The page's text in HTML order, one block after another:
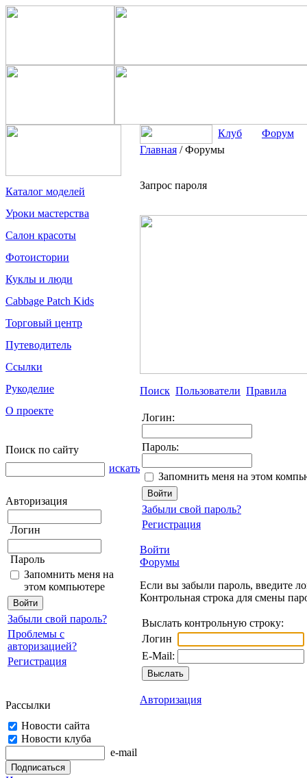
Каталог моделей
Уроки мастерства
Салон красоты
Фотоистории
Куклы и люди
Cabbage Patch Kids
Торговый центр
Путеводитель
Ссылки
Рукоделие
О проекте
Поиск по сайту
искать
Авторизация
Логин
Пароль
Запомнить меня на
этом компьютере
Забыли свой пароль?
Проблемы с
авторизацией?
Регистрация
Рассылки
Новости сайта
Новости клуба
e-mail
Клуб
Форум
Главная /Форумы
Запрос пароля
Поиск Пользователи Правила
Логин:
Пароль:
Запомнить меня на этом
Забыли свой пароль?
Регистрация
Войти
Форумы
Если вы забыли пароль, введите
Контрольная строка для смены
Выслать контрольную строку:
Логин
E-Mail:
Авторизация